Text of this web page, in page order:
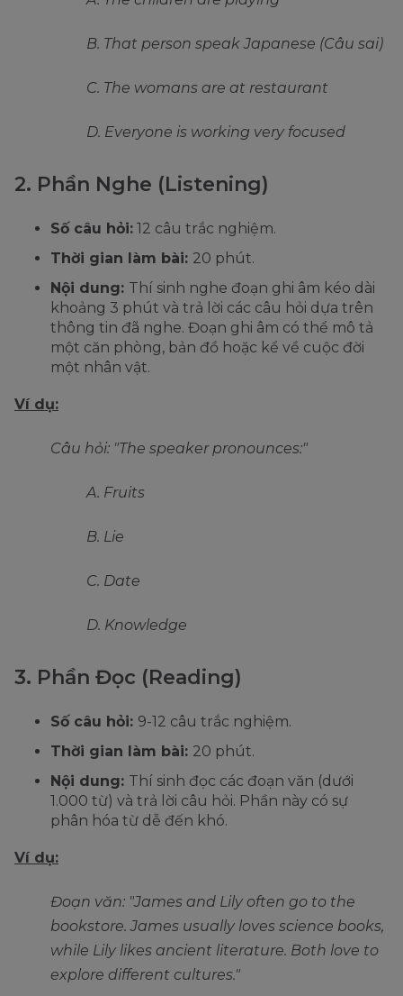
B. That person speak Japanese (Câu sai)
C. The womans are at restaurant
D. Everyone is working very focused
2. Phần Nghe (Listening)
Số câu hỏi: 12 câu trắc nghiệm.
Thời gian làm bài: 20 phút.
Nội dung: Thí sinh nghe đoạn ghi âm kéo dài
khoảng 3 phút và trả lời các câu hỏi dựa trên
thông tin đã nghe. Đoạn ghi âm có thể mô tả
một căn phòng, bản đồ hoặc kể về cuộc đời
một nhân vật.
Ví dụ:
Câu hỏi: "The speaker pronounces:"
A. Fruits
B. Lie
C. Date
D. Knowledge
3. Phần Đọc (Reading)
Số câu hỏi: 9-12 câu trắc nghiệm.
Thời gian làm bài: 20 phút.
Nội dung: Thí sinh đọc các đoạn văn (dưới
1.000 từ) và trả lời câu hỏi. Phần này có sự
phân hóa từ dễ đến khó.
Ví dụ:
Đoạn văn: "James and Lily often go to the
bookstore. James usually loves science books,
while Lily likes ancient literature. Both love to
explore different cultures."